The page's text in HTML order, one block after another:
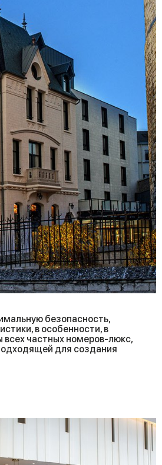
безопасность,
в особенности, в
всех частных номеров-люкс,
для создания